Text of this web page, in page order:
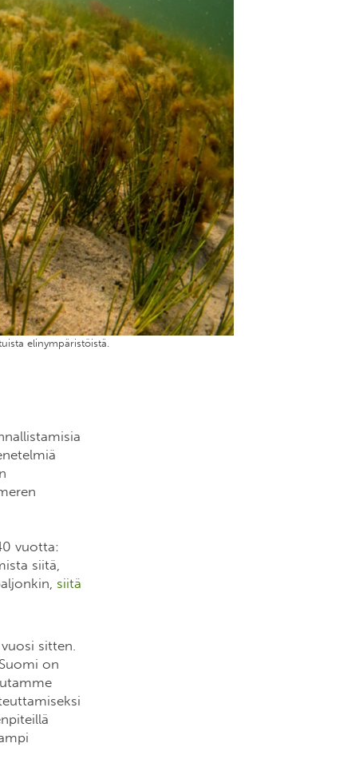
elinympäristöistä.
vuotta:
siitä,
siitä
sitten.
on